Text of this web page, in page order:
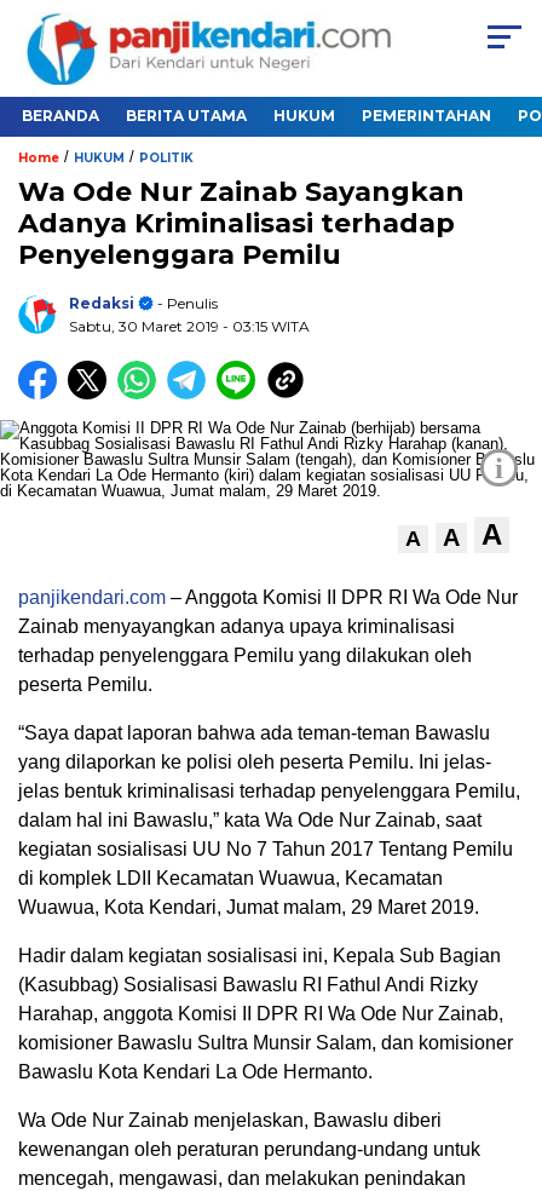
BERANDA BERITA UTAMA HUKUM PEMERINTAHAN
Home / HUKUM / POLITIK
Wa Ode Nur Zainab Sayangkan
Adanya Kriminalisasi terhadap
Penyelenggara Pemilu
Redaksi
- Penulis
Sabtu, 30 Maret 2019 - 03:15 WITA
i
A A A
panjikendari.com – Anggota Komisi II DPR RI Wa Ode Nur
Zainab menyayangkan adanya upaya kriminalisasi
terhadap penyelenggara Pemilu yang dilakukan oleh
peserta Pemilu.
“Saya dapat laporan bahwa ada teman-teman Bawaslu
yang dilaporkan ke polisi oleh peserta Pemilu. Ini jelas-
jelas bentuk kriminalisasi terhadap penyelenggara Pemilu,
dalam hal ini Bawaslu,” kata Wa Ode Nur Zainab, saat
kegiatan sosialisasi UU No 7 Tahun 2017 Tentang Pemilu
di komplek LDII Kecamatan Wuawua, Kecamatan
Wuawua, Kota Kendari, Jumat malam, 29 Maret 2019.
Hadir dalam kegiatan sosialisasi ini, Kepala Sub Bagian
(Kasubbag) Sosialisasi Bawaslu RI Fathul Andi Rizky
Harahap, anggota Komisi II DPR RI Wa Ode Nur Zainab,
komisioner Bawaslu Sultra Munsir Salam, dan komisioner
Bawaslu Kota Kendari La Ode Hermanto.
Wa Ode Nur Zainab menjelaskan, Bawaslu diberi
kewenangan oleh peraturan perundang-undang untuk
mencegah, mengawasi, dan melakukan penindakan